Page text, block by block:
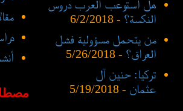
هل استوعب العرب دروس
النكسة؟ - 6/2/2018
من يتحمل مسؤولية فشل
العراق؟ - 5/26/2018
تركيا: حنين آل
عثمان - 5/19/2018